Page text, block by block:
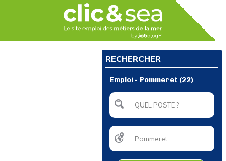
RECHERCHER
Emploi - Pommeret (22)